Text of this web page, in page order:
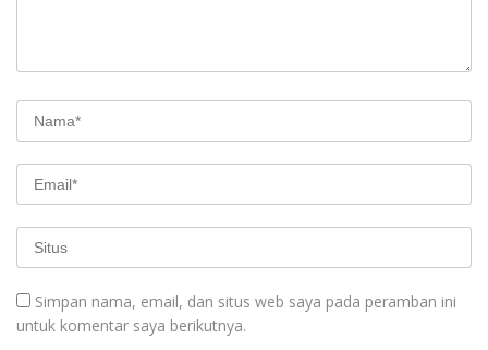
Simpan nama, email, dan situs web saya pada peramban ini
untuk komentar saya berikutnya.